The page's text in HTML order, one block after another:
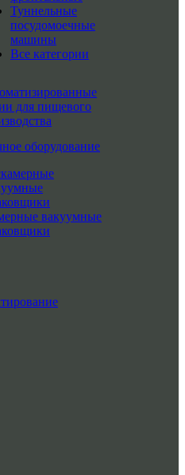
Туннельные
посудомоечные
машины
Все категории
для пищевого
оборудование
вакуумные